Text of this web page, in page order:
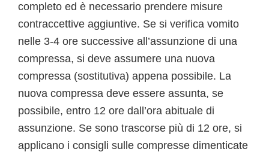
completo ed è necessario prendere misure
contraccettive aggiuntive. Se si verifica vomito
nelle 3-4 ore successive all’assunzione di una
compressa, si deve assumere una nuova
compressa (sostitutiva) appena possibile. La
nuova compressa deve essere assunta, se
possibile, entro 12 ore dall’ora abituale di
assunzione. Se sono trascorse più di 12 ore, si
applicano i consigli sulle compresse dimenticate